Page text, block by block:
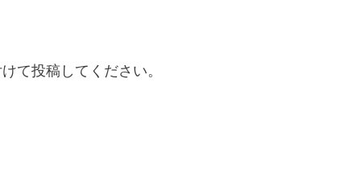
て投稿してください。